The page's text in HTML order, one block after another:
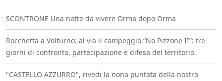
SCONTRONE Una notte da vivere Orma dopo Orma
Rocchetta a Volturno: al via il campeggio “No Pizzone II”: tre
giorni di confronto, partecipazione e difesa del territorio.
"CASTELLO AZZURRO", rivedi la nona puntata della nostra